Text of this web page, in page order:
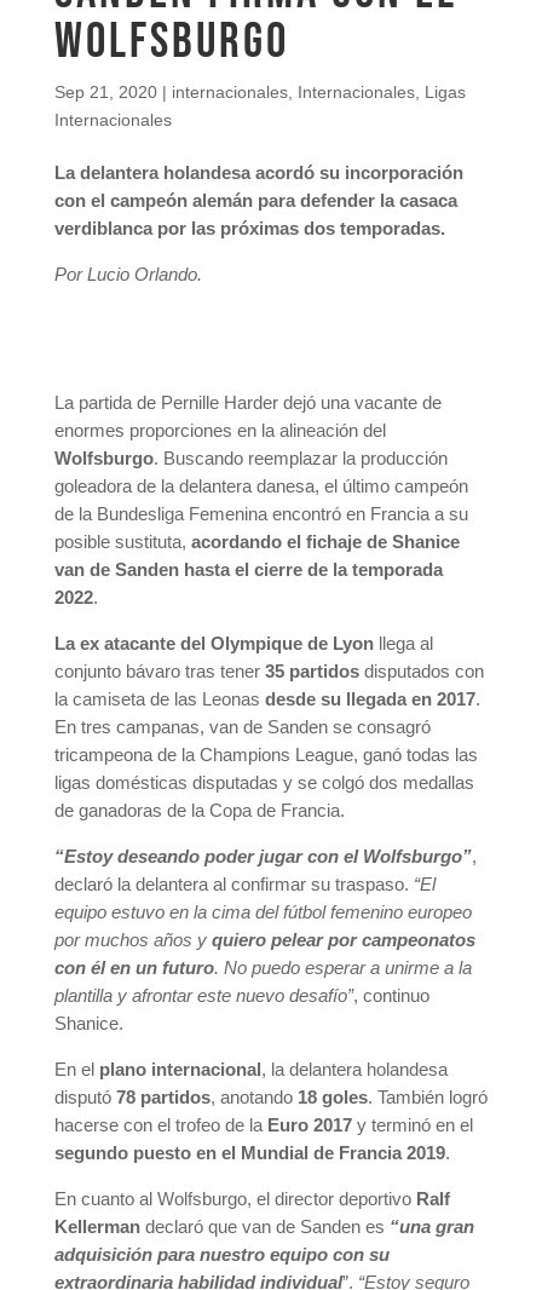
Wolfsburgo
Sep 21, 2020| internacionales, Internacionales, Ligas
Internacionales
La delantera holandesa acordó su incorporación
con el campeón alemán para defender la casaca
verdiblanca por las próximas dos temporadas.
Por Lucio Orlando.
La partida de Pernille Harder dejó una vacante de
enormes proporciones en la alineación del
Wolfsburgo. Buscando reemplazar la producción
goleadora de la delantera danesa, el último campeón
de la Bundesliga Femenina encontró en Francia a su
posible sustituta, acordando el fichaje de Shanice
van de Sanden hasta el cierre de la temporada
2022.
La ex atacante del Olympique de Lyonllega al
conjunto bávaro tras tener 35 partidosdisputados con
la camiseta de las Leonas desde su llegada en 2017.
En tres campanas, van de Sanden se consagró
tricampeona de la Champions League, ganó todas las
ligas domésticas disputadas y se colgó dos medallas
de ganadoras de la Copa de Francia.
“Estoy deseando poder jugar con el Wolfsburgo”,
declaró la delantera al confirmar su traspaso. “El
equipo estuvo en la cima del fútbol femenino europeo
por muchos años y quiero pelear por campeonatos
con él en un futuro. No puedo esperar a unirme a la
plantilla y afrontar este nuevo desafío”, continuo
Shanice.
En el plano internacional, la delantera holandesa
disputó78 partidos, anotando 18 goles. También logró
hacerse con el trofeo de la Euro 2017y terminó en el
segundo puesto en el Mundial de Francia 2019.
En cuanto al Wolfsburgo, el director deportivo Ralf
Kellermandeclaró que van de Sanden es “una gran
adquisición para nuestro equipo con su
extraordinaria habilidad individual”. “Estoy seguro